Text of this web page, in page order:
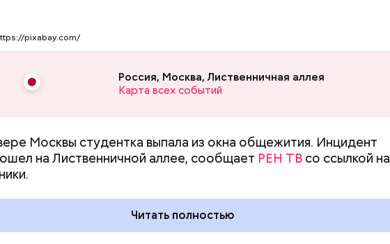
пряника и
на
какие
отмечают в России
День шевеления пальцами ног
и Международный день
праздники отмечают в России
и мире 6 августа
pixabay.com/
Россия, Москва, Лиственничная аллея
Карта всех событий
Москвы студентка выпала из окна общежития. Инцидент
на Лиственничной аллее, сообщает РЕН ТВ со ссылкой на
Читать полностью